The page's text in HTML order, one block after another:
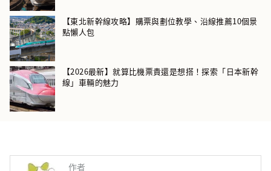
【東北新幹線攻略】購票與劃位教學、沿線推薦10個景
點懶人包
【2026最新】就算比機票貴還是想搭！探索「日本新幹
線」車輛的魅力
作者